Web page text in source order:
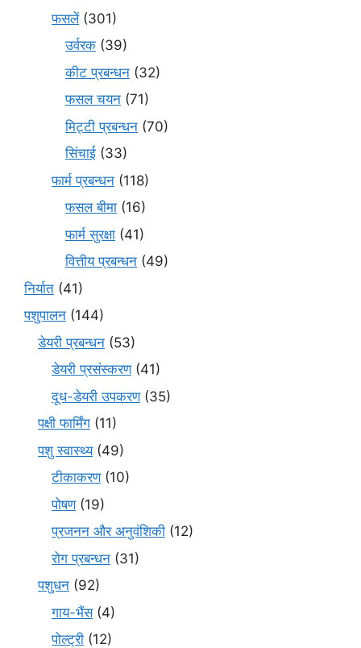
फसलें(301)
उर्वरक (39)
कीट प्रबन्धन (32)
फसल चयन (71)
मि‌ट्टी प्रबन्धन (70)
सिंचाई (33)
फार्म प्रबन्धन (118)
फसल बीमा (16)
फार्म सुरक्षा (41)
वित्तीय प्रबन्धन (49)
निर्यात (41)
पशुपालन (144)
डेयरी प्रबन्धन (53)
डेयरी प्रसंस्करण(41)
दूध-डेयरी उपकरण(35)
पक्षी फार्मिंग (11)
पशु स्वास्थ्य(49)
टीकाकरण(10)
पोषण(19)
प्रजनन और अनुवंशिकी (12)
रोग प्रबन्धन (31)
पशुधन (92)
गाय-भैंस(4)
पोल्ट्री (12)